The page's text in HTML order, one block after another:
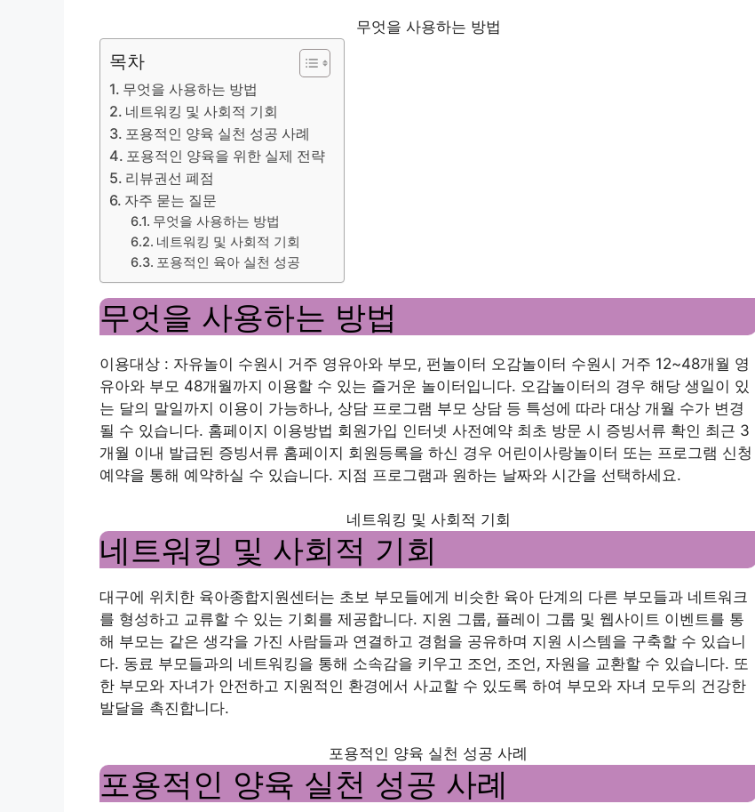
무엇을 사용하는 방법
목차
무엇을 사용하는 방법
네트워킹 및 사회적 기회
포용적인 양육 실천 성공 사례
포용적인 양육을 위한 실제 전략
리뷰권선 폐점
자주 묻는 질문
무엇을 사용하는 방법
네트워킹 및 사회적 기회
포용적인 육아 실천 성공
무엇을 사용하는 방법
이용대상 : 자유놀이 수원시 거주 영유아와 부모, 펀놀이터 오감놀이터 수원시 거주 12~48개월 영
유아와 부모 48개월까지 이용할 수 있는 즐거운 놀이터입니다. 오감놀이터의 경우 해당 생일이 있
는 달의 말일까지 이용이 가능하나, 상담 프로그램 부모 상담 등 특성에 따라 대상 개월 수가 변경
될 수 있습니다. 홈페이지 이용방법 회원가입 인터넷 사전예약 최초 방문 시 증빙서류 확인 최근 3
개월 이내 발급된 증빙서류 홈페이지 회원등록을 하신 경우 어린이사랑놀이터 또는 프로그램 신청
예약을 통해 예약하실 수 있습니다. 지점 프로그램과 원하는 날짜와 시간을 선택하세요.
네트워킹 및 사회적 기회
네트워킹 및 사회적 기회
대구에 위치한 육아종합지원센터는 초보 부모들에게 비슷한 육아 단계의 다른 부모들과 네트워크
를 형성하고 교류할 수 있는 기회를 제공합니다. 지원 그룹, 플레이 그룹 및 웹사이트 이벤트를 통
해 부모는 같은 생각을 가진 사람들과 연결하고 경험을 공유하며 지원 시스템을 구축할 수 있습니
다. 동료 부모들과의 네트워킹을 통해 소속감을 키우고 조언, 조언, 자원을 교환할 수 있습니다. 또
한 부모와 자녀가 안전하고 지원적인 환경에서 사교할 수 있도록 하여 부모와 자녀 모두의 건강한
발달을 촉진합니다.
포용적인 양육 실천 성공 사례
포용적인 양육 실천 성공 사례